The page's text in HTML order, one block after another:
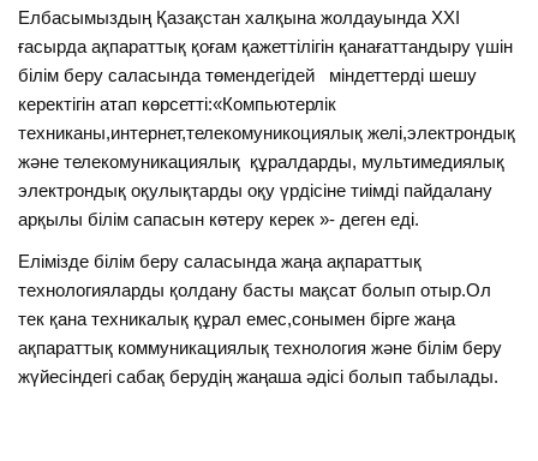
Елбасымыздың Қазақстан халқына жолдауында ХХІ
ғасырда ақпараттық қоғам қажеттілігін қанағаттандыру үшін
білім беру саласында төмендегідей міндеттерді шешу
керектігін атап көрсетті:«Компьютерлік
техниканы,интернет,телекомуникоциялық желі,электрондық
және телекомуникациялық құралдарды, мультимедиялық
электрондық оқулықтарды оқу үрдісіне тиімді пайдалану
арқылы білім сапасын көтеру керек »- деген еді.
Елімізде білім беру саласында жаңа ақпараттық
технологияларды қолдану басты мақсат болып отыр.Ол
тек қана техникалық құрал емес,сонымен бірге жаңа
ақпараттық коммуникациялық технология және білім беру
жүйесіндегі сабақ берудің жаңаша әдісі болып табылады.